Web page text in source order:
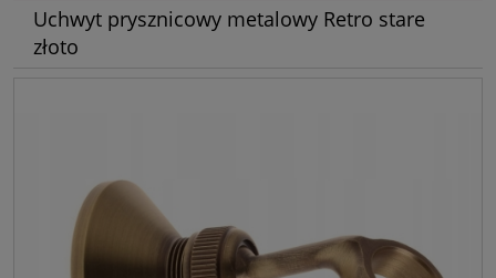
Uchwyt prysznicowy metalowy Retro stare
złoto